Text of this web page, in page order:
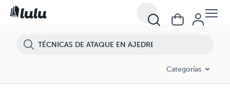
Categorías